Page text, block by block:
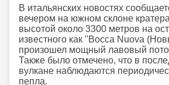
В итальянских новостях
вечером на южном склоне
высотой около 3300 метров на
известного как "Bocca Nuova
произошел мощный лавовый
Также было отмечено, что в
вулкане наблюдаются
пепла.